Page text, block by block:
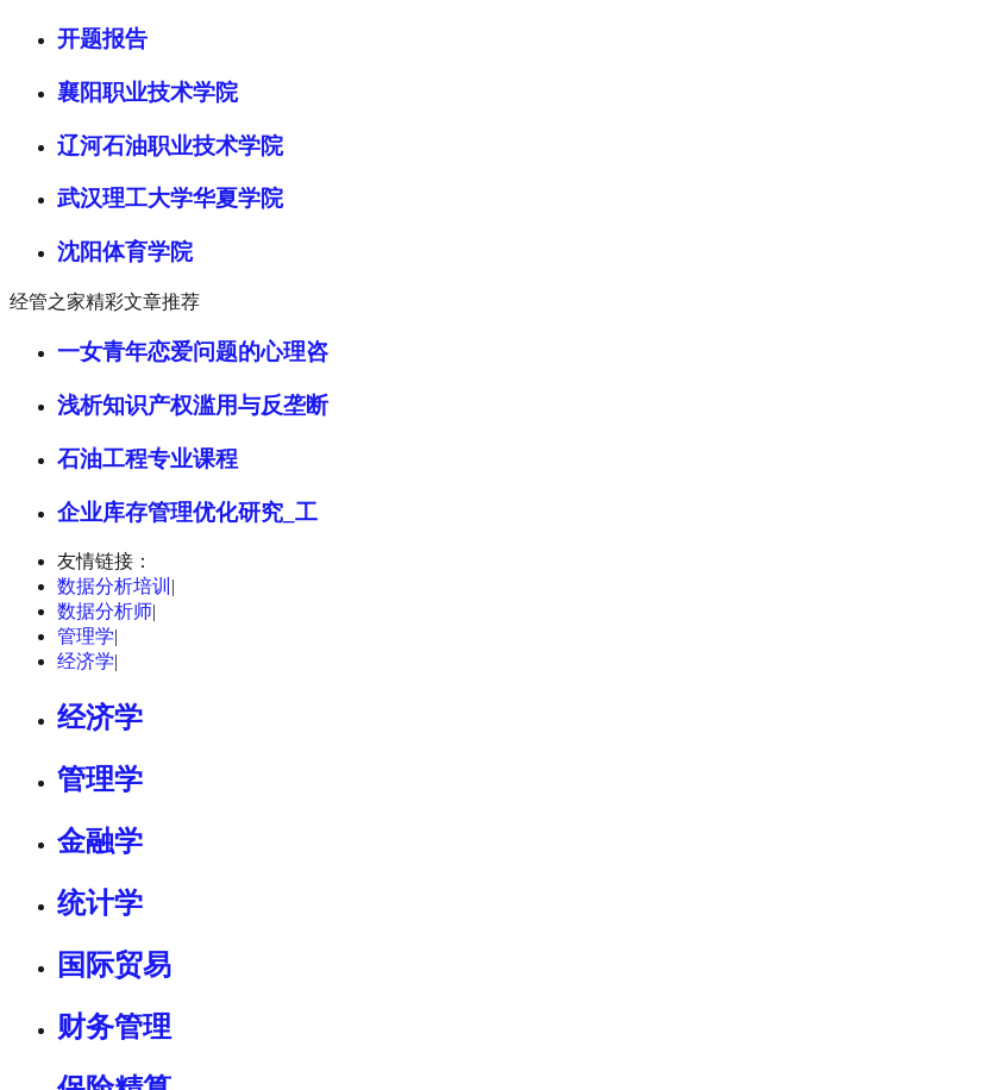
开题报告
襄阳职业技术学院
辽河石油职业技术学院
武汉理工大学华夏学院
沈阳体育学院
经管之家精彩文章推荐
一女青年恋爱问题的心理咨
浅析知识产权滥用与反垄断
石油工程专业课程
企业库存管理优化研究_工
友情链接：
数据分析培训 |
数据分析师|
管理学|
经济学|
经济学
管理学
金融学
统计学
国际贸易
财务管理